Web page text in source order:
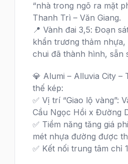
“nhà trong ngõ ra mặt
Thanh Trì – Văn Giang.
📍 Vành đai 3,5: Đoạn
khẩn trương thảm nhựa,
chui đã thành hình, sẵn
💎 Alumi – Alluvia City –
thế kép:
✅ Vị trí “Giao lộ vàng”:
Cầu Ngọc Hồi x Đường
✅ Tiềm năng tăng giá
mét nhựa đường được
✅ Kết nối trung tâm chỉ